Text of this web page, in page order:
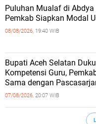
Puluhan Mualaf di
Pemkab Siapkan Modal
08/08/2026, 19:40 WIB
Bupati Aceh Selatan
Kompetensi Guru,
Sama dengan
07/08/2026, 20:07 WIB